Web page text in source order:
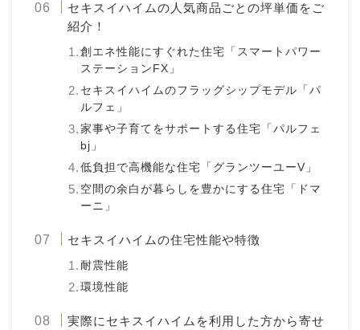
セキスイハイムの人気商品ごとの坪単価をご
紹介！
創エネ性能にすぐれた住宅「スマートパワー
ステーションFX」
セキスイハイムのフラッグシップモデル「パ
ルフェ」
家事や子育てをサポートする住宅「パルフェ
bj」
低負担で高機能な住宅「グランツーユーV」
空間の余白が暮らしを豊かにする住宅「ドマ
ーニ」
セキスイハイムの住宅性能や特徴
耐震性能
環境性能
実際にセキスイハイムを利用した方から寄せ